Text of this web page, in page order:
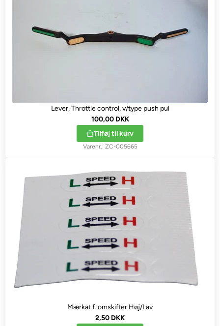
Lever, Throttle control, v/type push pul
100,00 DKK
Tilføj til kurv
ZC-005665
Mærkat f. omskifter Høj/Lav
2,50 DKK